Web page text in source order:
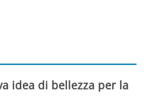
idea di bellezza per la